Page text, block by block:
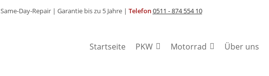
Same-Day-Repair | Garantie bis zu 5 Jahre | Telefon0511 - 874 554 10
Startseite PKW Motorrad Über uns